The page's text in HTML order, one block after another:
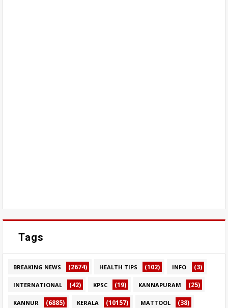
Tags
BREAKING NEWS (2674) HEALTH TIPS (102) INFO (3)
INTERNATIONAL (42) KPSC (19) KANNAPURAM (25)
KANNUR (6885) KERALA (10157) MATTOOL (38)